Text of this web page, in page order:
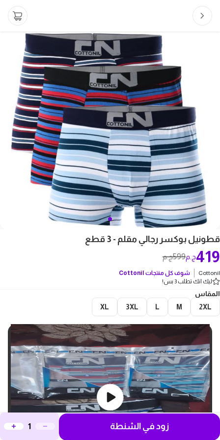
قطونيل بوكسر رجالي مقلم - 3 قطع
599ج.م 419ج.م
Cottonil شوف كل منتجات Cottonil
ليك انك تطلب 3 بس!
المقاس
2XL
M
L
3XL
XL
زود في الشنطة